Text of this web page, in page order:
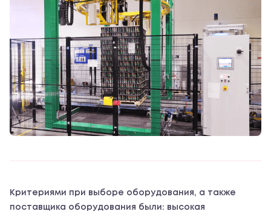
Критериями при выборе оборудования, а также
поставщика оборудования были: высокая